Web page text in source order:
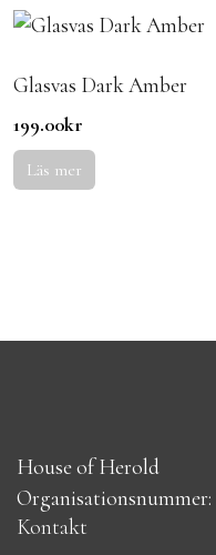
Glasvas Dark Amber
199.00kr
Läs mer
House of Herold
Organisationsnummer:
Kontakt